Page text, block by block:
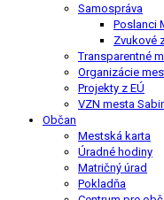
Samospráva
Poslanci
Zvukové
Transparentné
Organizácie
Projekty z EÚ
VZN mesta
Občan
Mestská karta
Úradné hodiny
Matričný úrad
Pokladňa